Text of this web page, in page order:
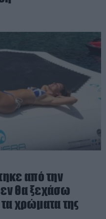
από την
θα ξεχάσω
χρώματα της